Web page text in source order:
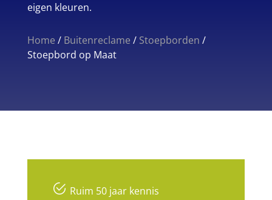
eigen kleuren.
Home / Buitenreclame / Stoepborden /
Stoepbord op Maat
Ruim 50 jaar kennis